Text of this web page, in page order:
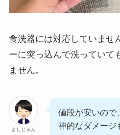
食洗器には対応していませ
ーに突っ込んで洗っていて
ません。
よしじゅん
値段が安いので
神的なダメージ